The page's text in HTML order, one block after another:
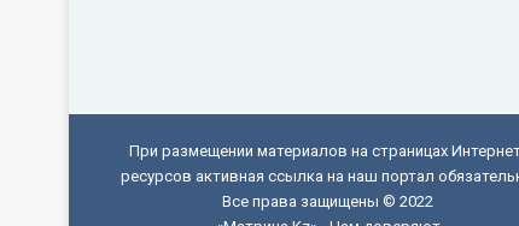
При размещении материалов на страницах
ресурсов активная ссылка на наш портал
Все права защищены © 2022